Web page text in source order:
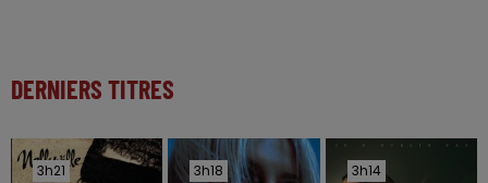
DERNIERS TITRES
3h21
3h21 3h18
3h18 3h14
3h14